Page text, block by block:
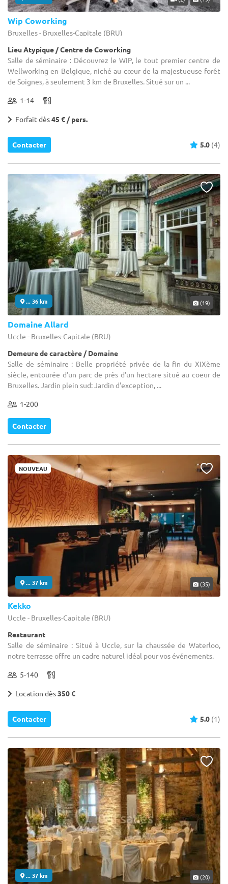
Wip Coworking
Bruxelles - Bruxelles-Capitale (BRU)
Lieu Atypique / Centre de Coworking
Salle de séminaire : Découvrez le WIP, le tout premier centre de
Wellworking en Belgique, niché au cœur de la majestueuse forêt
de Soignes, à seulement 3 km de Bruxelles. Situé sur un ...
1-14
Forfait dès45 € / pers.
Contacter 5.0 (4)
... 36 km (19)
Domaine Allard
Uccle - Bruxelles-Capitale (BRU)
Demeure de caractère / Domaine
Salle de séminaire : Belle propriété privée de la fin du XIXème
siècle, entourée d'un parc de près d'un hectare situé au coeur de
Bruxelles. Jardin plein sud: Jardin d'exception, ...
1-200
Contacter
NOUVEAU
... 37 km (35)
Kekko
Uccle - Bruxelles-Capitale (BRU)
Restaurant
Salle de séminaire : Situé à Uccle, sur la chaussée de Waterloo,
notre terrasse offre un cadre naturel idéal pour vos événements.
5-140
Location dès350 €
Contacter 5.0 (1)
... 37 km (20)